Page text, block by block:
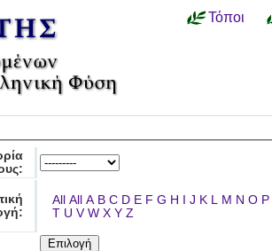
Τόποι
All All A B C D E F G H I J K L M N O P
T U V W X Y Z